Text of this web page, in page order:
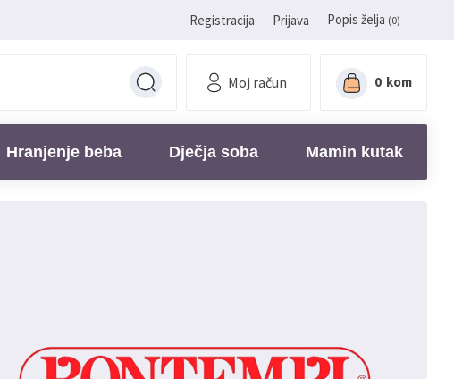
Registracija Prijava Popis želja (0)
Moj račun 0 kom
Hranjenje beba Dječja soba Mamin kutak